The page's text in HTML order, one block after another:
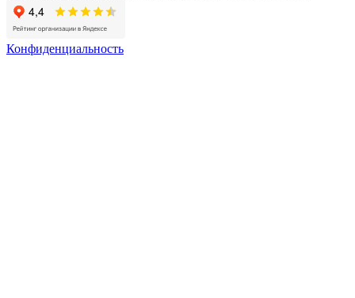
Конфиденциальность